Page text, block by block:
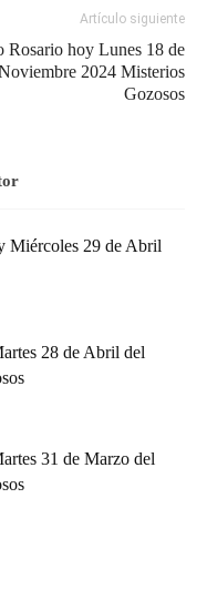
Artículo siguiente
Rosario hoy Lunes 18 de
2024 Misterios
Gozosos
Miércoles 29 de Abril
28 de Abril del
31 de Marzo del